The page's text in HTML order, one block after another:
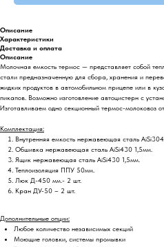
Описание
Характеристики
Доставка и оплата
Описание
Молочная емкость термос — представляет собой
стали предназначенную для сбора, хранения и
жидких продуктов в автомобильном прицепе или в
пикапов. Возможно изготовление автоцистерн с
Изготавливаем одно секционный термос-молоковоз
Комплектация:
Внутренняя емкость нержавеющая сталь
Обшивка нержавеющая сталь AiSi430 1,5мм.
Ящик нержавеющая сталь AiSi430 1,5мм.
Теплоизоляция ППУ 50мм.
Люк Д-450 мм.- 2 шт.
Кран ДУ-50 – 2 шт.
Дополнительные опции:
Любое количество независимых секций
Моющие головки, системы промывки